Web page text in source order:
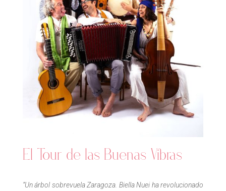
El Tour de las Buenas Vibras
”Un árbol sobrevuela Zaragoza. Biella Nuei ha revolucionado